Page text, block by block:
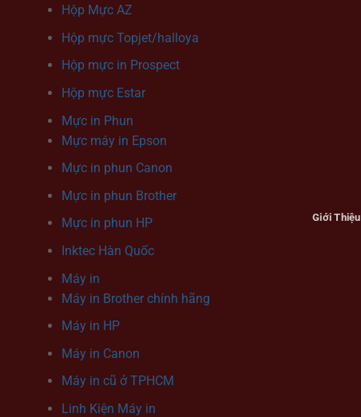
Hộp Mực AZ
Hộp mực Topjet/halloya
Hộp mực in Prospect
Hộp mực Estar
Mực in Phun
Mực máy in Epson
Mực in phun Canon
Mực in phun Brother
Mực in phun HP
Inktec Hàn Quốc
Máy in
Máy in Brother chính hãng
Máy in HP
Máy in Canon
Máy in cũ ở TPHCM
Linh Kiện Máy in
Giới Thiệu